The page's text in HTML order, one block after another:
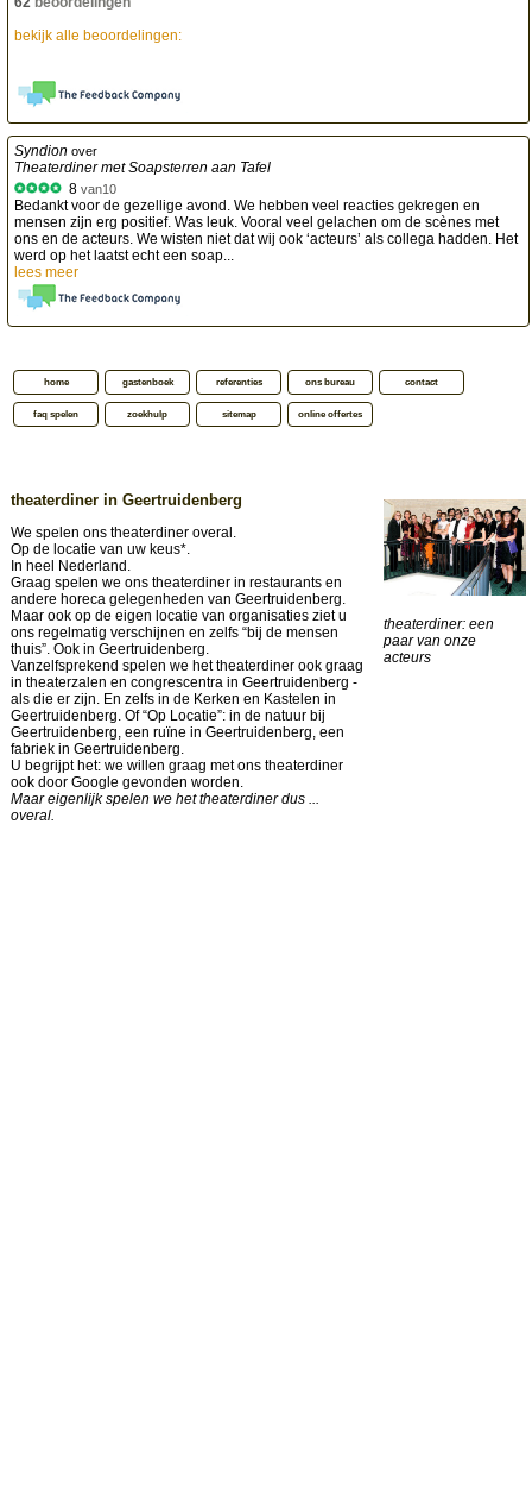
bekijk alle beoordelingen:
Syndion over
Theaterdiner met Soapsterren aan Tafel
8 van10
Bedankt voor de gezellige avond. We hebben veel reacties gekregen en
mensen zijn erg positief. Was leuk. Vooral veel gelachen om de scènes met
ons en de acteurs. We wisten niet dat wij ook ‘acteurs’ als collega hadden. Het
werd op het laatst echt een soap...
lees meer
home gastenboek referenties ons bureau contact
faq spelen zoekhulp sitemap online offertes
theaterdiner in Geertruidenberg
We spelen ons theaterdiner overal.
Op de locatie van uw keus*.
In heel Nederland.
Graag spelen we ons theaterdiner in restaurants en
andere horeca gelegenheden van Geertruidenberg.
Maar ook op de eigen locatie van organisaties ziet u
ons regelmatig verschijnen en zelfs “bij de mensen
thuis”. Ook in Geertruidenberg.
Vanzelfsprekend spelen we het theaterdiner ook graag
in theaterzalen en congrescentra in Geertruidenberg -
als die er zijn. En zelfs in de Kerken en Kastelen in
Geertruidenberg. Of “Op Locatie”: in de natuur bij
Geertruidenberg, een ruïne in Geertruidenberg, een
fabriek in Geertruidenberg.
U begrijpt het: we willen graag met ons theaterdiner
ook door Google gevonden worden.
Maar eigenlijk spelen we het theaterdiner dus ...
overal.
theaterdiner: een
paar van onze
acteurs